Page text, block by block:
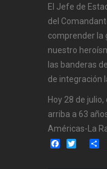
El Jefe de
del
comprender la
nuestro
las banderas
de integración
Hoy 28 de
arriba a 63
Américas-La
Facebook
Twitter